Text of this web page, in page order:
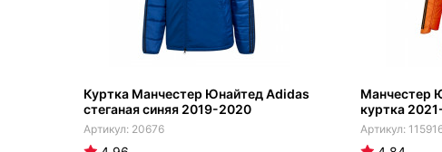
Куртка Манчестер Юнайтед Adidas
стеганая синяя 2019-2020
20676
Манчестер
куртка